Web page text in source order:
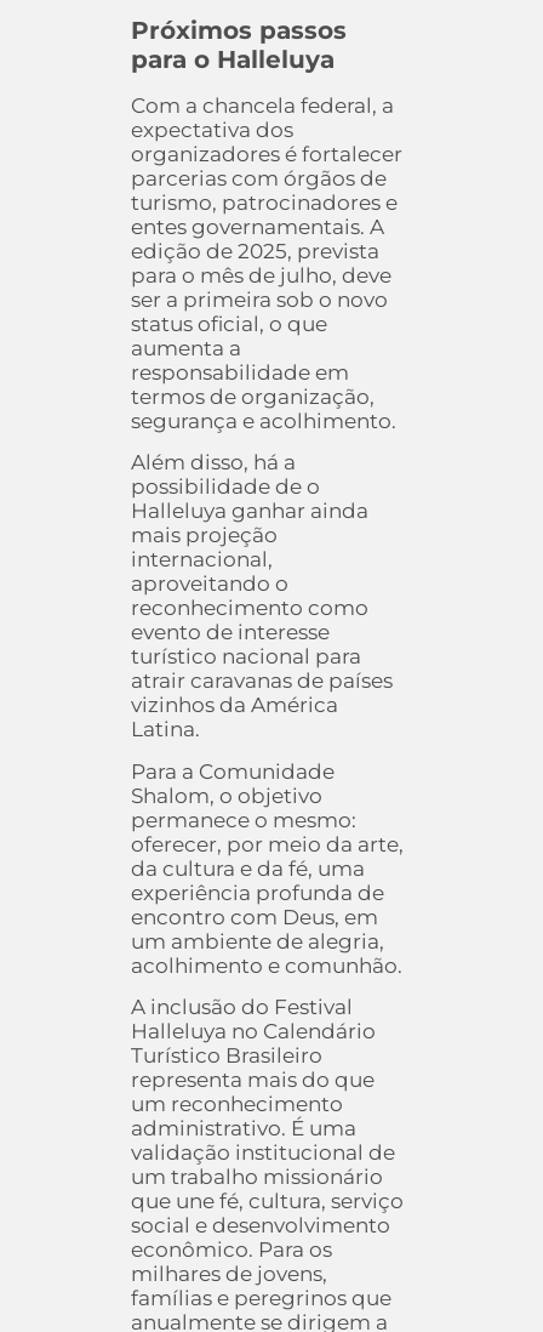
Próximos passos
para o Halleluya
Com a chancela federal, a
expectativa dos
organizadores é fortalecer
parcerias com órgãos de
turismo, patrocinadores e
entes governamentais. A
edição de 2025, prevista
para o mês de julho, deve
ser a primeira sob o novo
status oficial, o que
aumenta a
responsabilidade em
termos de organização,
segurança e acolhimento.
Além disso, há a
possibilidade de o
Halleluya ganhar ainda
mais projeção
internacional,
aproveitando o
reconhecimento como
evento de interesse
turístico nacional para
atrair caravanas de países
vizinhos da América
Latina.
Para a Comunidade
Shalom, o objetivo
permanece o mesmo:
oferecer, por meio da arte,
da cultura e da fé, uma
experiência profunda de
encontro com Deus, em
um ambiente de alegria,
acolhimento e comunhão.
A inclusão do Festival
Halleluya no Calendário
Turístico Brasileiro
representa mais do que
um reconhecimento
administrativo. É uma
validação institucional de
um trabalho missionário
que une fé, cultura, serviço
social e desenvolvimento
econômico. Para os
milhares de jovens,
famílias e peregrinos que
anualmente se dirigem a